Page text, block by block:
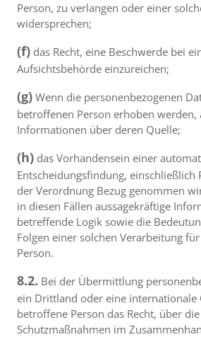
Person, zu verlangen oder einer
widersprechen;
(f) das Recht, eine Beschwerde bei
Aufsichtsbehörde einzureichen;
(g) Wenn die personenbezogenen
betroffenen Person erhoben werden,
Informationen über deren Quelle;
(h) das Vorhandensein einer
Entscheidungsfindung, einschließlich
der Verordnung Bezug genommen
in diesen Fällen aussagekräftige
betreffende Logik sowie die
Folgen einer solchen Verarbeitung
Person.
8.2. Bei der Übermittlung
ein Drittland oder eine internationale
betroffene Person das Recht, über
Schutzmaßnahmen im